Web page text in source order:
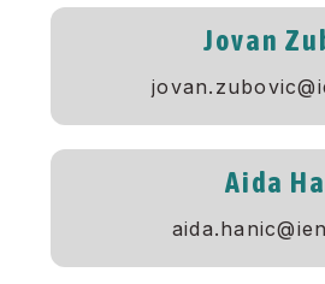
Jovan
Aida